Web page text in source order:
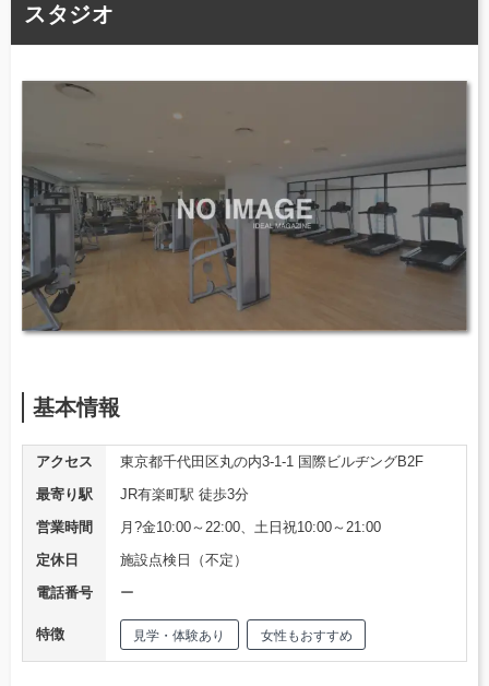
スタジオ
基本情報
アクセス
東京都千代田区丸の内3-1-1 国際ビルヂングB2F
最寄り駅
JR有楽町駅 徒歩3分
営業時間
月?金10:00～22:00、土日祝10:00～21:00
定休日
施設点検日（不定）
電話番号
ー
特徴 見学・体験あり 女性もおすすめ